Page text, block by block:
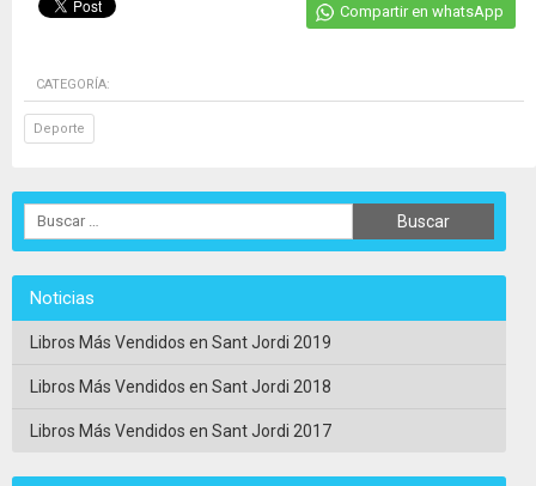
Compartir en whatsApp
CATEGORÍA:
Deporte
Noticias
Libros Más Vendidos en Sant Jordi 2019
Libros Más Vendidos en Sant Jordi 2018
Libros Más Vendidos en Sant Jordi 2017